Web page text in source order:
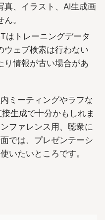
真、イラスト、AI生成画
。
はトレーニングデータ
ウェブ検索は行わない
り情報が古い場合があ
ミーティングやラフな
生成で十分かもしれま
ファレンス用、聴衆に
では、プレゼンテーシ
いたいところです。